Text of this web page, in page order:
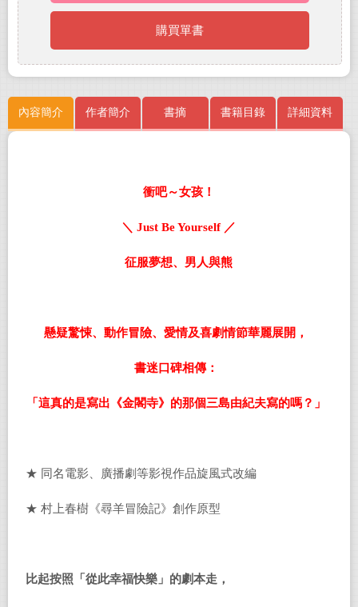
購買單書
內容簡介 作者簡介 書摘 書籍目錄 詳細資料
衝吧～女孩！
＼ Just Be Yourself ／
征服夢想、男人與熊
懸疑驚悚、動作冒險、愛情及喜劇情節華麗展開，
書迷口碑相傳：
「這真的是寫出《金閣寺》的那個三島由紀夫寫的嗎？」
★ 同名電影、廣播劇等影視作品旋風式改編
★ 村上春樹《尋羊冒險記》創作原型
比起按照「從此幸福快樂」的劇本走，